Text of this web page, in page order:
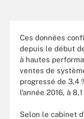
Ces données
depuis le début
à hautes
ventes de
progressé de 3,4
l’année 2016, à
Selon le cabinet